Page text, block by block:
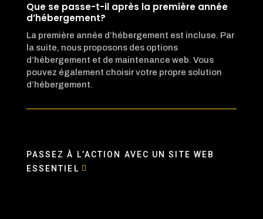
Que se passe-t-il après la première année
d’hébergement?
La première année d’hébergement est incluse. Par
la suite, nous proposons des options
d’hébergement et de maintenance web. Vous
pouvez également choisir votre propre solution
d’hébergement.
PASSEZ À L’ACTION AVEC UN SITE WEB
ESSENTIEL